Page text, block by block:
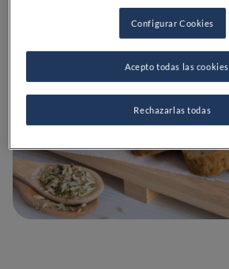
Configurar Cookies
Rechazarlas todas
Acepto todas las cookies